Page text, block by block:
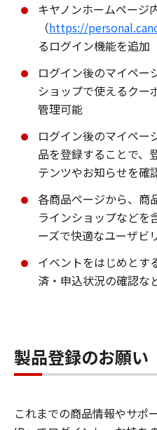
キヤノンホームページ
（https://
るログイン機能を追加
ログイン後のマイペー
ショップで使えるクー
管理可能
ログイン後のマイペー
品を登録することで、
テンツやお知らせを確
各商品ページから、商
ラインショップなどを
ーズで快適なユーザビ
イベントをはじめとす
済・申込状況の確認な
製品登録のお願い
これまでの商品情報やサポ